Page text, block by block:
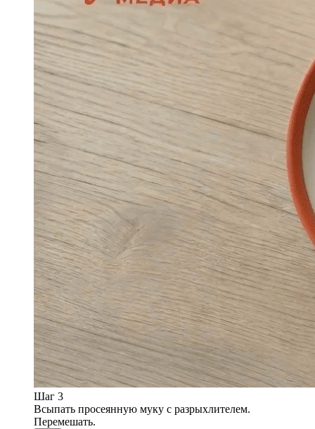
Шаг 3
Всыпать просеянную муку с разрыхлителем.
Перемешать.